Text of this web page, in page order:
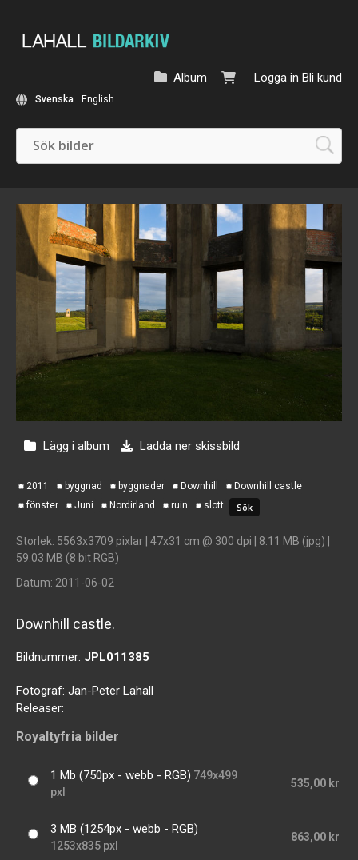
Logga in Bli kund
Album
Svenska English
Lägg i album Ladda ner skissbild
2011 byggnad byggnader Downhill
Downhill castle
fönster
Juni Nordirland ruin slott
Storlek: 5563x3709 pixlar | 47x31 cm @ 300 dpi | 8.11 MB (jpg) |
59.03 MB (8 bit RGB)
Datum: 2011-06-02
Downhill castle.
Bildnummer: JPL011385
Fotograf: Jan-Peter Lahall
Releaser:
Royaltyfria bilder
1 Mb (750px - webb - RGB) 749x499
pxl
535,00 kr
3 MB (1254px - webb - RGB)
1253x835 pxl
863,00 kr